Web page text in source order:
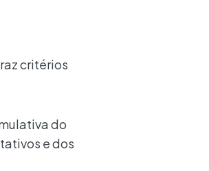
critérios
do
e dos